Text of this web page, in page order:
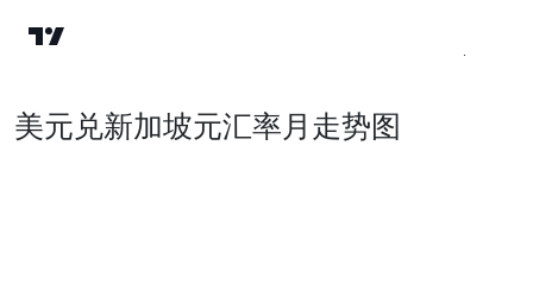
美元兑新加坡元汇率月走势图